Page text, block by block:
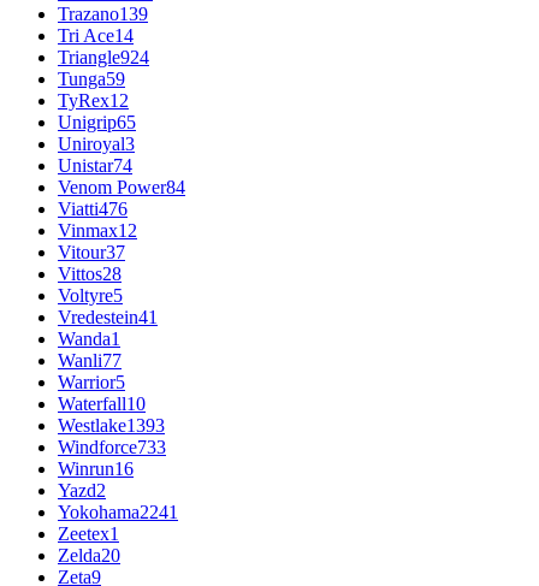
Trazano139
Tri Ace14
Triangle924
Tunga59
TyRex12
Unigrip65
Uniroyal3
Unistar74
Venom Power84
Viatti476
Vinmax12
Vitour37
Vittos28
Voltyre5
Vredestein41
Wanda1
Wanli77
Warrior5
Waterfall10
Westlake1393
Windforce733
Winrun16
Yazd2
Yokohama2241
Zeetex1
Zelda20
Zeta9